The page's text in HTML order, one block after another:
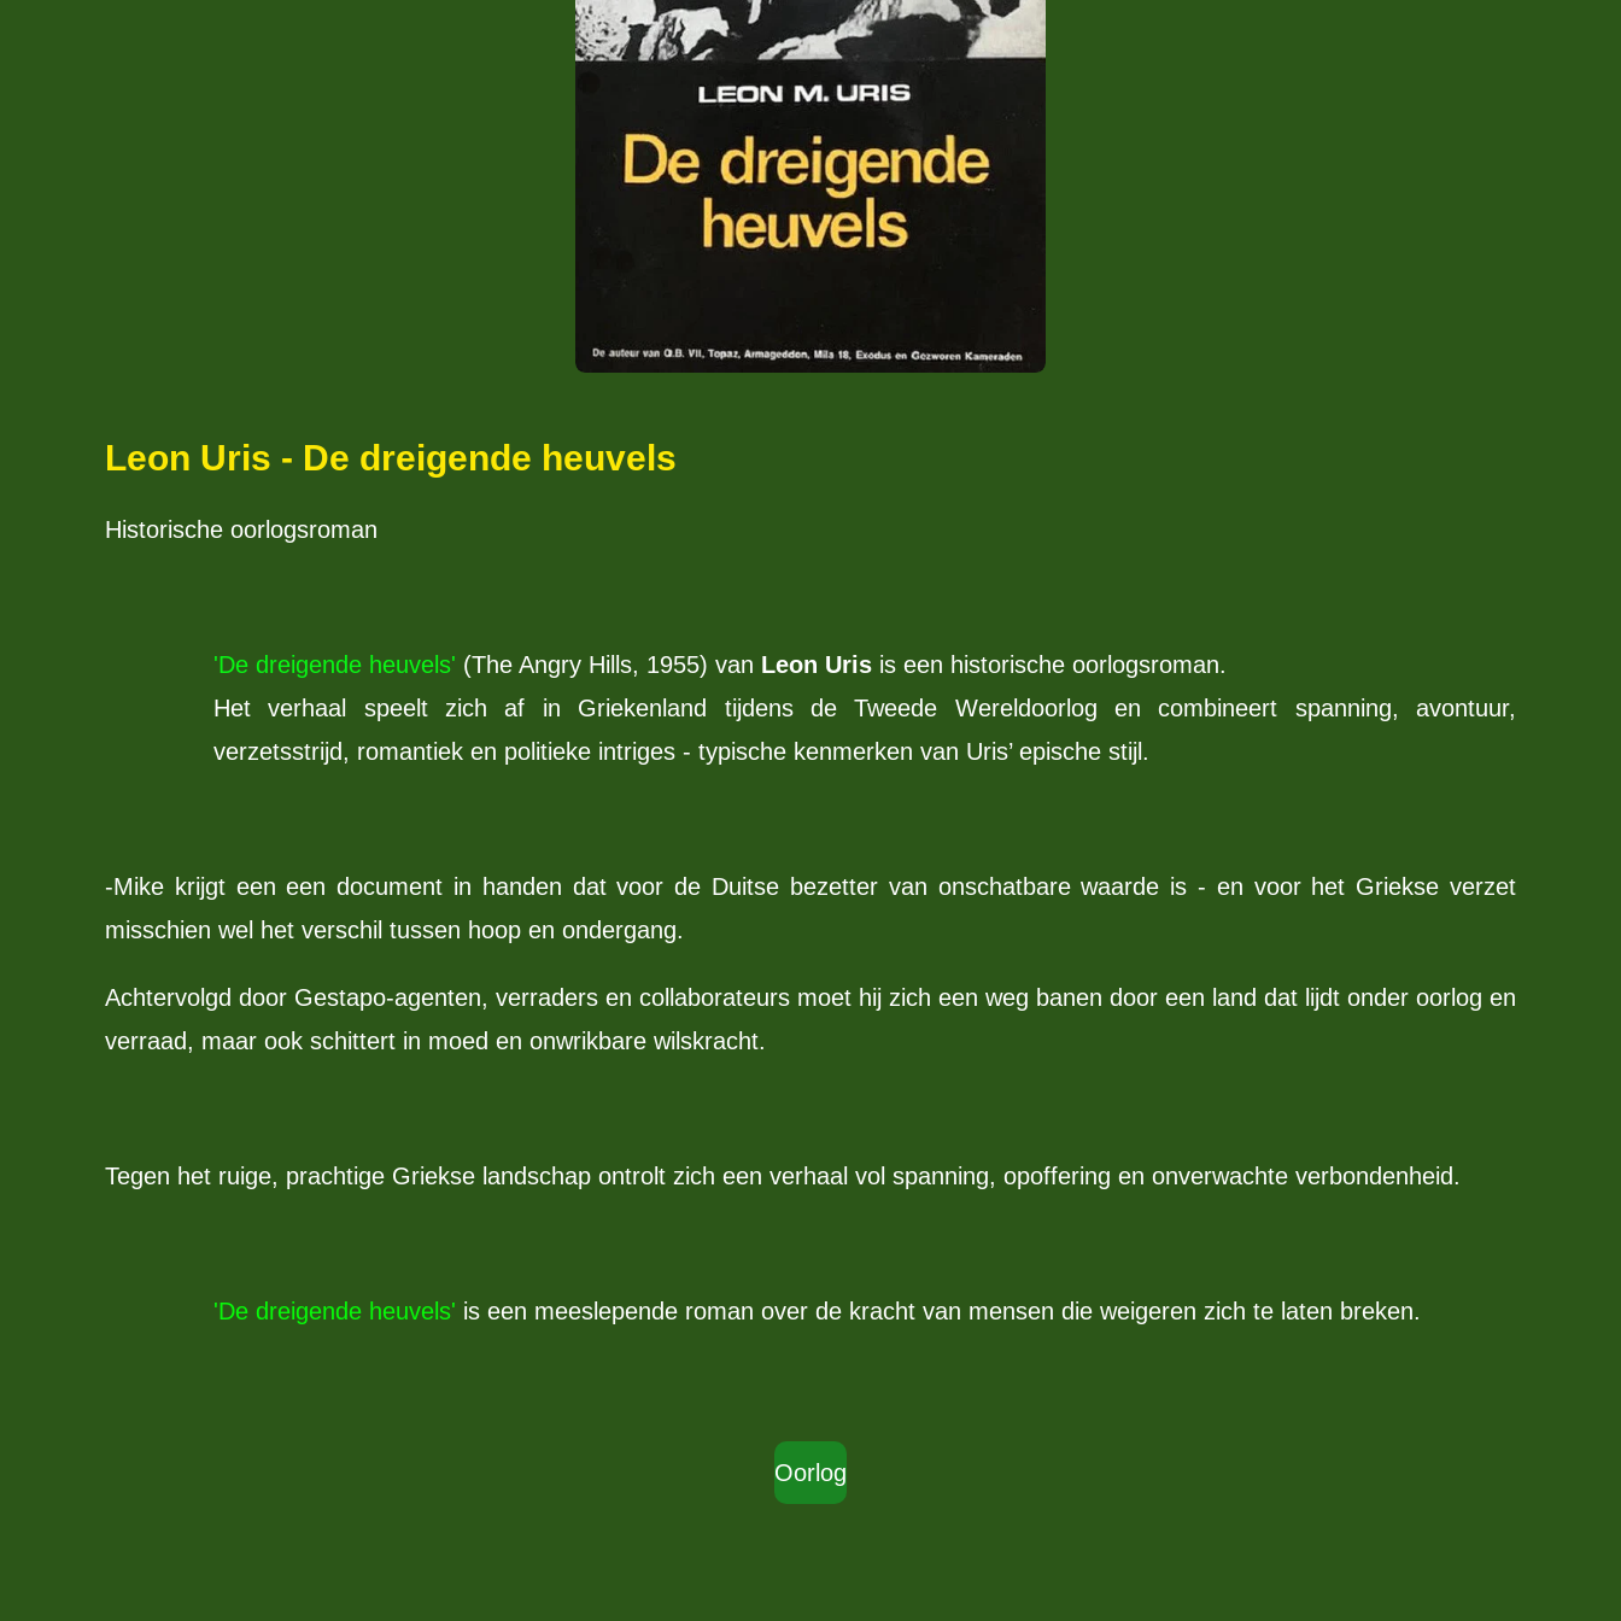
Leon Uris - De dreigende heuvels
Historische oorlogsroman
'De dreigende heuvels' (The Angry Hills, 1955) van Leon Uris is een historische oorlogsroman.
Het verhaal speelt zich af in Griekenland tijdens de Tweede Wereldoorlog en combineert spanning, avontuur,
verzetsstrijd, romantiek en politieke intriges - typische kenmerken van Uris’ epische stijl.
-Mike krijgt een een document in handen dat voor de Duitse bezetter van onschatbare waarde is - en voor het Griekse verzet
misschien wel het verschil tussen hoop en ondergang.
Achtervolgd door Gestapo-agenten, verraders en collaborateurs moet hij zich een weg banen door een land dat lijdt onder oorlog en
verraad, maar ook schittert in moed en onwrikbare wilskracht.
Tegen het ruige, prachtige Griekse landschap ontrolt zich een verhaal vol spanning, opoffering en onverwachte verbondenheid.
'De dreigende heuvels' is een meeslepende roman over de kracht van mensen die weigeren zich te laten breken.
Oorlog